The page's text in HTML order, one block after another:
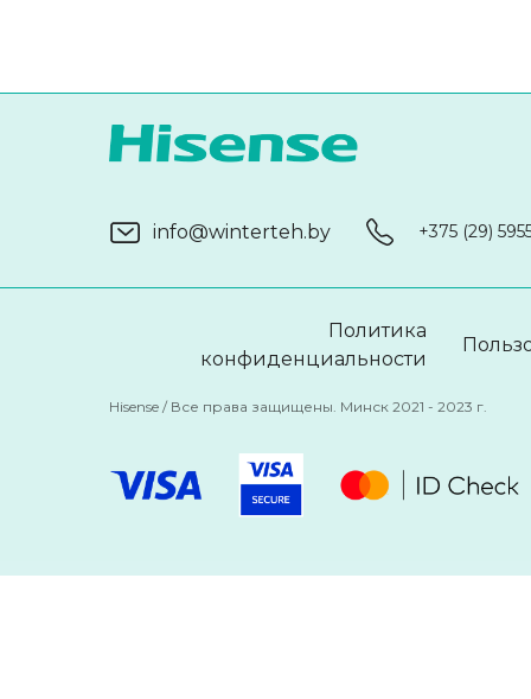
info@winterteh.by
Политика
конфиденциальности
Hisense / Все права защищены. Минск 2021 - 2023 г.
+375 (29)
Реквизиты: Общество с ограниченной ответственностью